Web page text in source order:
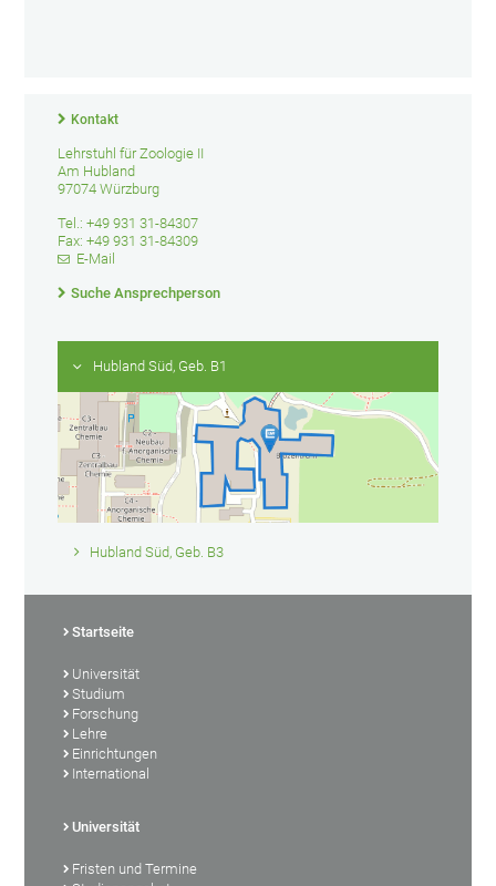
Kontakt
Lehrstuhl für Zoologie II
Am Hubland
97074 Würzburg
Tel.: +49 931 31-84307
Fax: +49 931 31-84309
E-Mail
Suche Ansprechperson
Hubland Süd, Geb. B1
Hubland Süd, Geb. B3
Startseite
Universität
Studium
Forschung
Lehre
Einrichtungen
International
Universität
Fristen und Termine